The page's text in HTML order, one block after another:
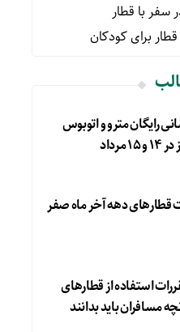
سفر با قطار
برای کودکان
رایگان مترو و اتوبوس
قطارهای دهه آخر ماه صفر
استفاده از قطارهای
مسافران باید بدانند